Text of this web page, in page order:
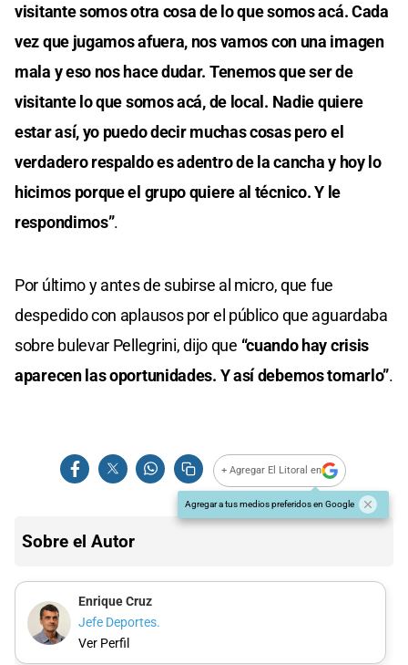
visitante somos otra cosa de lo que somos acá. Cada
vez que jugamos afuera, nos vamos con una imagen
mala y eso nos hace dudar. Tenemos que ser de
visitante lo que somos acá, de local. Nadie quiere
estar así, yo puedo decir muchas cosas pero el
verdadero respaldo es adentro de la cancha y hoy lo
hicimos porque el grupo quiere al técnico. Y le
respondimos”.
Por último y antes de subirse al micro, que fue
despedido con aplausos por el público que aguardaba
sobre bulevar Pellegrini, dijo que “cuando hay crisis
aparecen las oportunidades. Y así debemos tomarlo”.
+ Agregar El Litoral en
Agregar a tus medios preferidos en Google
Sobre el Autor
Enrique Cruz
Jefe Deportes.
Ver Perfil